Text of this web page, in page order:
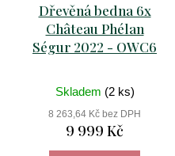
Dřevěná bedna 6x
Château Phélan
Ségur 2022 - OWC6
Skladem (2 ks)
8 263,64 Kč bez DPH
9 999 Kč